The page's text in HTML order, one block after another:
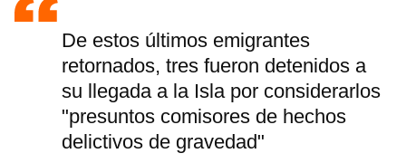
De estos últimos emigrantes
retornados, tres fueron detenidos a
su llegada a la Isla por considerarlos
"presuntos comisores de hechos
delictivos de gravedad"